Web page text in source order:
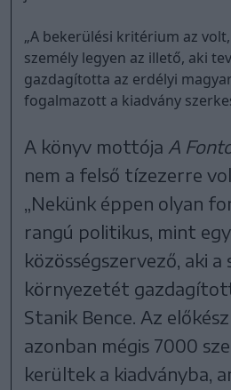
„A bekerülési kritérium az
személy legyen az illető, aki
gazdagította az erdélyi
fogalmazott a kiadvány
A könyv mottója A
nem a felső tízezerre
„Nekünk éppen olyan
rangú politikus, mint
közösségszervező, aki
környezetét
Stanik Bence. Az
azonban mégis 7000
kerültek a kiadványba,